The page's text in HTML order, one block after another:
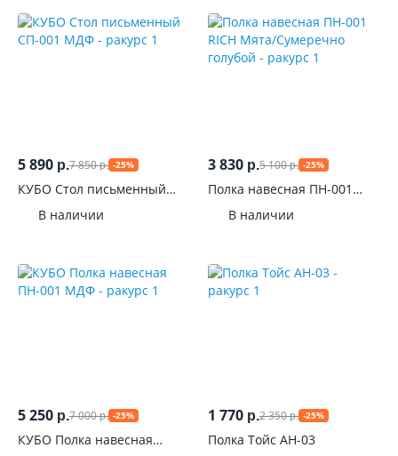
5 890 р.7 850р. -25%
КУБО Стол письменный
В наличии
3 830 р.5 100р. -25%
Полка навесная ПН-001
голубой
В наличии
5 250 р.7 000р. -25%
КУБО Полка навесная
1 770 р.2 350р. -25%
Полка Тойс АН-03